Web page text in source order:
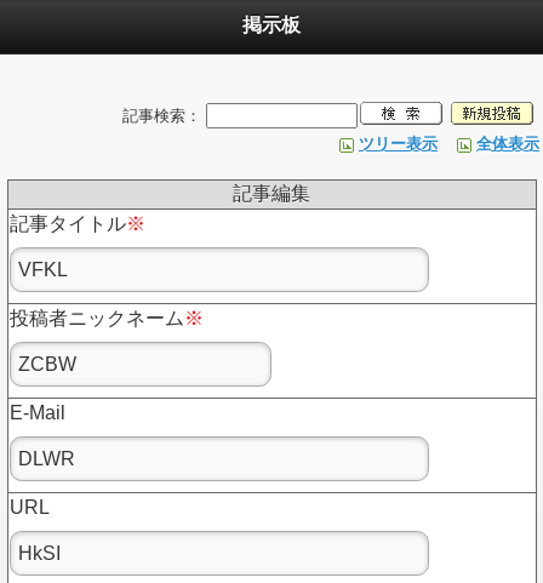
掲示板
記事検索：
ツリー表示
全体表示
記事編集
記事タイトル※
投稿者ニックネーム ※
E-Mail
URL